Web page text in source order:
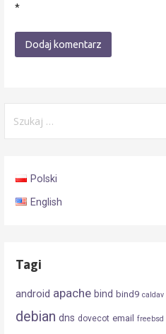
*
Polski
English
Tagi
android apache bind bind9 caldav
debian dns dovecot email freebsd